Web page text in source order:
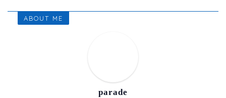
ABOUT ME
parade